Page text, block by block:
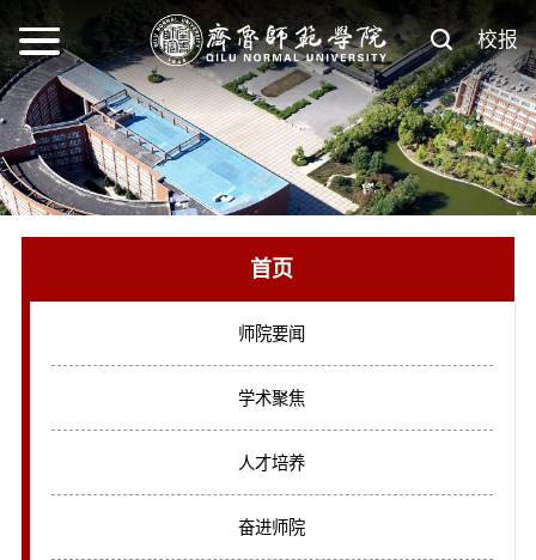
校报
首页
师院要闻
学术聚焦
人才培养
奋进师院